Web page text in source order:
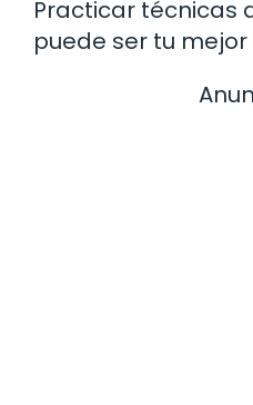
Practicar técnicas
puede ser tu